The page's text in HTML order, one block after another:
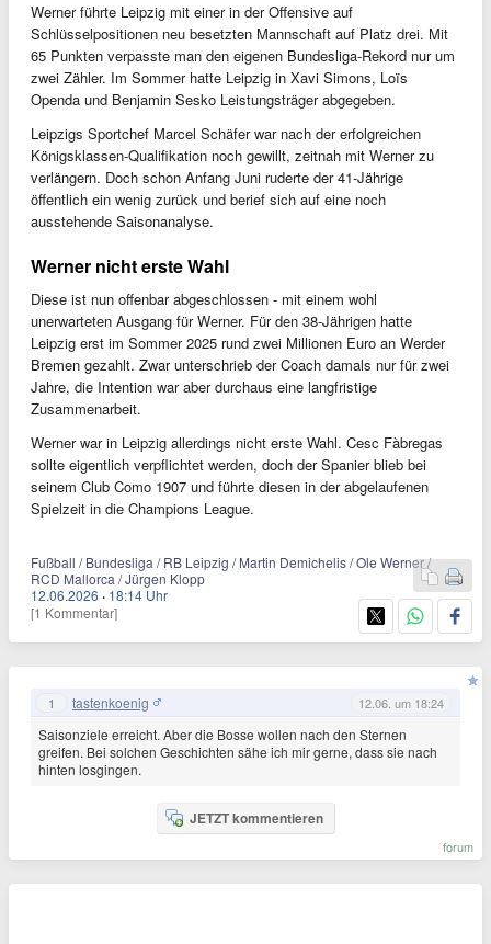
Werner führte Leipzig mit einer in der Offensive auf
Schlüsselpositionen neu besetzten Mannschaft auf Platz drei. Mit
65 Punkten verpasste man den eigenen Bundesliga-Rekord nur um
zwei Zähler. Im Sommer hatte Leipzig in Xavi Simons, Loïs
Openda und Benjamin Sesko Leistungsträger abgegeben.
Leipzigs Sportchef Marcel Schäfer war nach der erfolgreichen
Königsklassen-Qualifikation noch gewillt, zeitnah mit Werner zu
verlängern. Doch schon Anfang Juni ruderte der 41-Jährige
öffentlich ein wenig zurück und berief sich auf eine noch
ausstehende Saisonanalyse.
Werner nicht erste Wahl
Diese ist nun offenbar abgeschlossen - mit einem wohl
unerwarteten Ausgang für Werner. Für den 38-Jährigen hatte
Leipzig erst im Sommer 2025 rund zwei Millionen Euro an Werder
Bremen gezahlt. Zwar unterschrieb der Coach damals nur für zwei
Jahre, die Intention war aber durchaus eine langfristige
Zusammenarbeit.
Werner war in Leipzig allerdings nicht erste Wahl. Cesc Fàbregas
sollte eigentlich verpflichtet werden, doch der Spanier blieb bei
seinem Club Como 1907 und führte diesen in der abgelaufenen
Spielzeit in die Champions League.
Fußball / Bundesliga / RB Leipzig / Martin Demichelis / Ole Werner /
RCD Mallorca / Jürgen Klopp
12.06.2026 · 18:14 Uhr
[1 Kommentar]
1 tastenkoenig 12.06. um 18:24
Saisonziele erreicht. Aber die Bosse wollen nach den Sternen
greifen. Bei solchen Geschichten sähe ich mir gerne, dass sie nach
hinten losgingen.
JETZT kommentieren
forum